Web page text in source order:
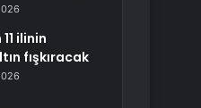
ilinin
fışkıracak